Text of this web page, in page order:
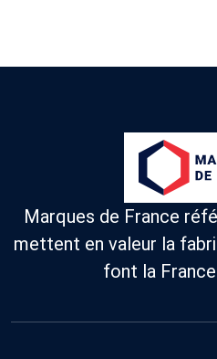
Marques de France
mettent en valeur la
font la